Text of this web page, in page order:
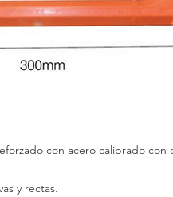
con acero calibrado con
y rectas.